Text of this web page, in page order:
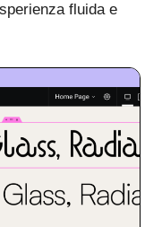
fluida e